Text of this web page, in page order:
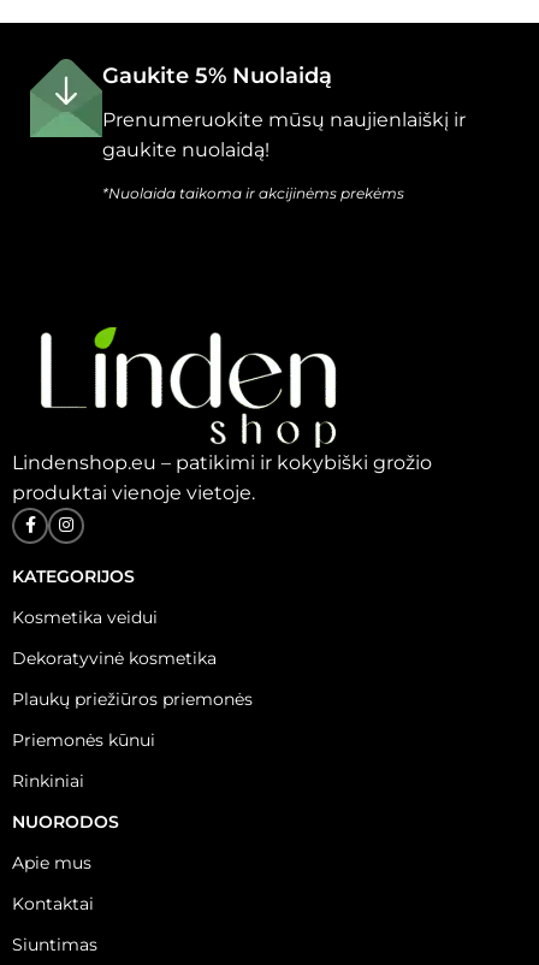
Gaukite 5% Nuolaidą
Prenumeruokite mūsų naujienlaiškį ir
gaukite nuolaidą!
*Nuolaida taikoma ir akcijinėms prekėms
Lindenshop.eu – patikimi ir kokybiški grožio
produktai vienoje vietoje.
KATEGORIJOS
Kosmetika veidui
Dekoratyvinė kosmetika
Plaukų priežiūros priemonės
Priemonės kūnui
Rinkiniai
NUORODOS
Apie mus
Kontaktai
Siuntimas